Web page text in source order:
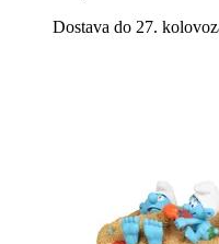
Dostava do 27.